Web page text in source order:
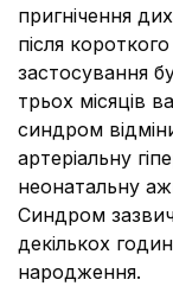
пригнічення
після
застосування
трьох місяців
синдром
артеріальну
неонатальну
Синдром
декількох
народження.